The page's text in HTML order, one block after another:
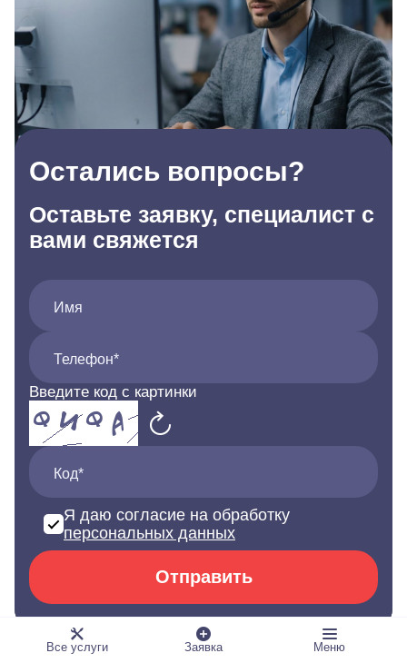
Остались вопросы?
Оставьте заявку, специалист с
вами свяжется
Имя
Телефон*
Введите код с картинки
Код*
Я даю согласие на обработку
персональных данных
Отправить
Все услуги Заявка Меню